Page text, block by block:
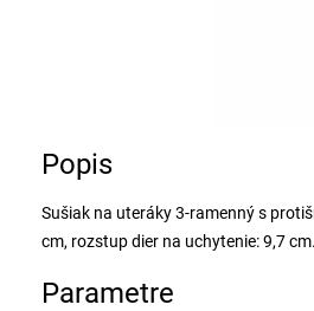
Popis
Sušiak na uteráky 3-ramenný s
cm, rozstup dier na uchytenie: 9,7 cm.
Parametre